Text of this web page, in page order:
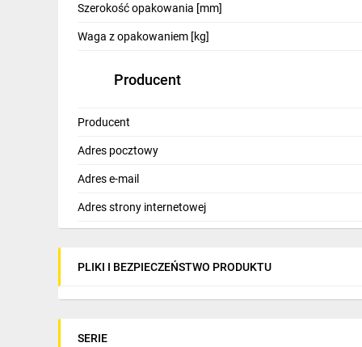
Szerokość opakowania [mm]
Waga z opakowaniem [kg]
Producent
Producent
Adres pocztowy
Adres e-mail
Adres strony internetowej
PLIKI I BEZPIECZEŃSTWO PRODUKTU
SERIE